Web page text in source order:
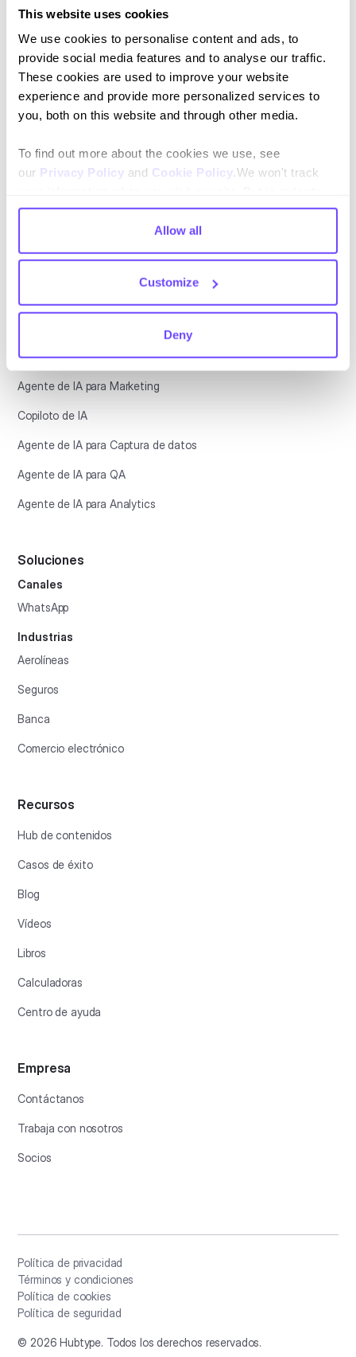
This website uses cookies
We use cookies to personalise content and ads, to
provide social media features and to analyse our traffic.
These cookies are used to improve your website
experience and provide more personalized services to
you, both on this website and through other media.
To find out more about the cookies we use, see
our Privacy Policy and Cookie Policy.We won't track
comply with your preferences, we'll have to use just one
tiny cookie so that you're not asked to make this choice
again.
Allow all
Customize
Deny
Plataforma
CX conversacional
Plataforma de automatización
Mesa de ayuda
Agente de IA para Atención al cliente
Agente de IA para Ventas
Agente de IA para Marketing
Copiloto de IA
Agente de IA para Captura de datos
Agente de IA para QA
Agente de IA para Analytics
Soluciones
Canales
WhatsApp
Industrias
Aerolíneas
Seguros
Banca
Comercio electrónico
Recursos
Hub de contenidos
Casos de éxito
Blog
Vídeos
Libros
Calculadoras
Centro de ayuda
Empresa
Contáctanos
Trabaja con nosotros
Socios
Política de privacidad
Términos y condiciones
Política de cookies
Política de seguridad
© 2026 Hubtype. Todos los derechos reservados.